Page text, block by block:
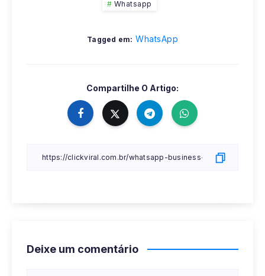
Whatsapp
Tagged em: WhatsApp
Compartilhe O Artigo:
Deixe um comentário